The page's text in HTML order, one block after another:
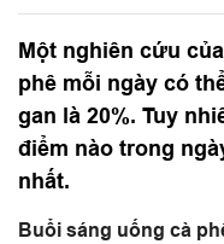
Một nghiên cứu
phê mỗi ngày có
gan là 20%. Tuy
điểm nào trong
nhất.
Buổi sáng uống cà